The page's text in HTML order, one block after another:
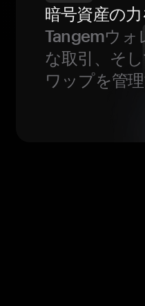
暗号資産の
Tangemウォ
な取引、そ
ワップを管